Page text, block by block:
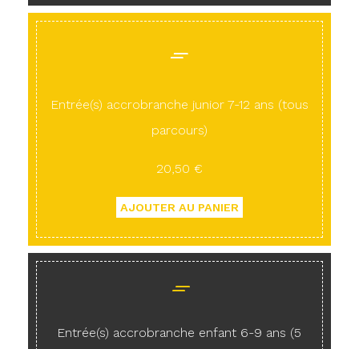
Entrée(s) accrobranche junior 7-12 ans (tous
parcours)
20,50 €
Entrée(s) accrobranche enfant 6-9 ans (5